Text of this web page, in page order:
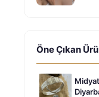
Öne Çıkan